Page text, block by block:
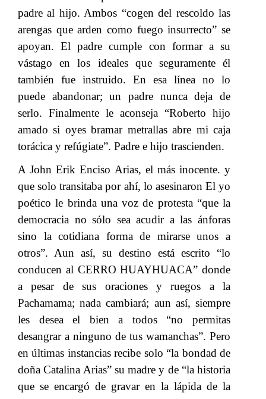
padre al hijo. Ambos “cogen del rescoldo las
arengas que arden como fuego insurrecto” se
apoyan. El padre cumple con formar a su
vástago en los ideales que seguramente él
también fue instruido. En esa línea no lo
puede abandonar; un padre nunca deja de
serlo. Finalmente le aconseja “Roberto hijo
amado si oyes bramar metrallas abre mi caja
torácica y refúgiate”. Padre e hijo trascienden.
A John Erik Enciso Arias, el más inocente. y
que solo transitaba por ahí, lo asesinaron El yo
poético le brinda una voz de protesta “que la
democracia no sólo sea acudir a las ánforas
sino la cotidiana forma de mirarse unos a
otros”. Aun así, su destino está escrito “lo
conducen al CERRO HUAYHUACA”​​ donde
a pesar de sus oraciones y ruegos a la
Pachamama; nada cambiará; aun así, siempre
les desea el bien a todos “no permitas
desangrar a ninguno de tus wamanchas”. Pero
en últimas instancias recibe solo ​​ “la bondad de
doña Catalina Arias” su madre y de “la historia
que se encargó de gravar en la lápida de la